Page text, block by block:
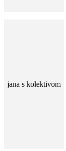
jana s kolektivom